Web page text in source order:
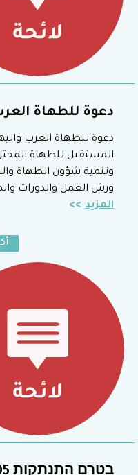
دعوة للطهاة
دعوة للطهاة العرب
المستقبل للطهاة
وتنمية شؤون الطهاة
ورش العمل والدورات
المزيد
בטרם התנתקות 2005 – דיאלוג בקרב ...